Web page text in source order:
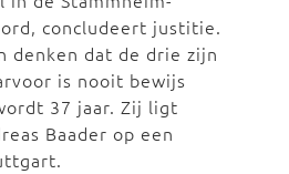
concludeert justitie.
denken dat de drie zijn
is nooit bewijs
37 jaar. Zij ligt
Baader op een